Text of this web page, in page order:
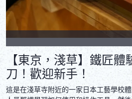
【東京，淺草】鐵匠
刀！歡迎新手！
這是在淺草寺附近的一家日本工藝學校